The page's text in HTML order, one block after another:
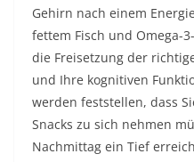
Gehirn nach einem
fettem Fisch und Omega-
die Freisetzung der
und Ihre kognitiven
werden feststellen, dass
Snacks zu sich nehmen
Nachmittag ein Tief